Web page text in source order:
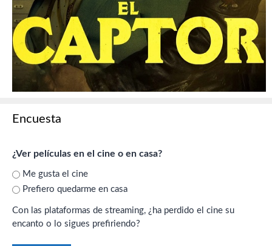
Encuesta
¿Ver películas en el cine o en casa?
Me gusta el cine
Prefiero quedarme en casa
Con las plataformas de streaming, ¿ha perdido el cine su
encanto o lo sigues prefiriendo?